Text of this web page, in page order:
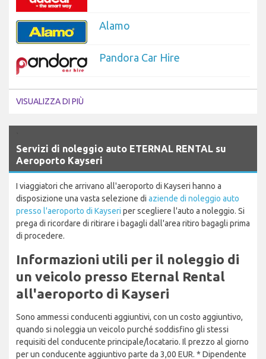
Alamo
Pandora Car Hire
VISUALIZZA DI PIÙ
Servizi di noleggio auto ETERNAL RENTAL su
Aeroporto Kayseri
I viaggiatori che arrivano all'aeroporto di Kayseri hanno a
disposizione una vasta selezione di aziende di noleggio auto
presso l'aeroporto di Kayseri per scegliere l'auto a noleggio. Si
prega di ricordare di ritirare i bagagli dall'area ritiro bagagli prima
di procedere.
Informazioni utili per il noleggio di
un veicolo presso Eternal Rental
all'aeroporto di Kayseri
Sono ammessi conducenti aggiuntivi, con un costo aggiuntivo,
quando si noleggia un veicolo purché soddisfino gli stessi
requisiti del conducente principale/locatario. Il prezzo al giorno
per un conducente aggiuntivo parte da 3,00 EUR. * Dipendente